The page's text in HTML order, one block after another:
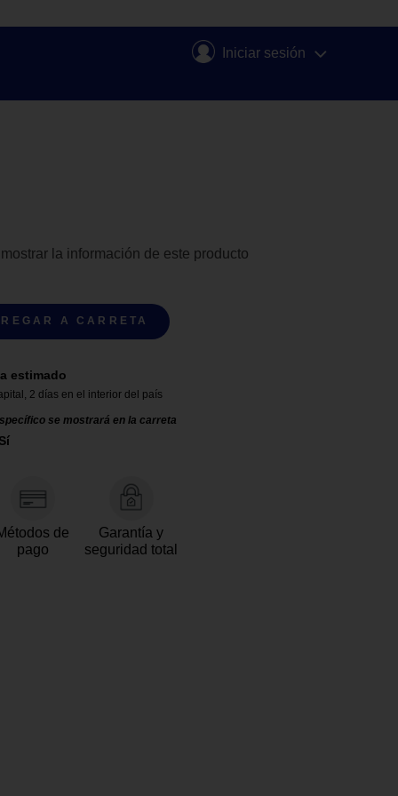
Iniciar sesión
la información de este producto
A CARRETA
estimado
, 2 días en el interior del país
se mostrará en la carreta
de
pago
Garantía y
seguridad total